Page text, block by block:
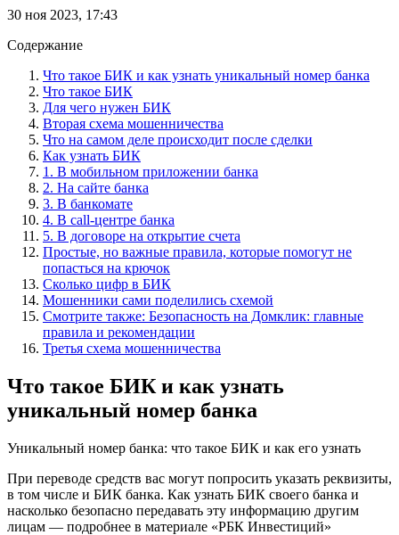
30 ноя 2023, 17:43
Содержание
Что такое БИК и как узнать уникальный номер банка
Что такое БИК
Для чего нужен БИК
Вторая схема мошенничества
Что на самом деле происходит после сделки
Как узнать БИК
1. В мобильном приложении банка
2. На сайте банка
3. В банкомате
4. В call-центре банка
5. В договоре на открытие счета
Простые, но важные правила, которые помогут не
попасться на крючок
Сколько цифр в БИК
Мошенники сами поделились схемой
Смотрите также: Безопасность на Домклик: главные
правила и рекомендации
Третья схема мошенничества
Что такое БИК и как узнать
уникальный номер банка
Уникальный номер банка: что такое БИК и как его узнать
При переводе средств вас могут попросить указать реквизиты,
в том числе и БИК банка. Как узнать БИК своего банка и
насколько безопасно передавать эту информацию другим
лицам — подробнее в материале «РБК Инвестиций»